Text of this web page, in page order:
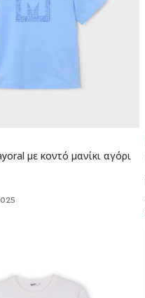
με κοντό μανίκι αγόρι